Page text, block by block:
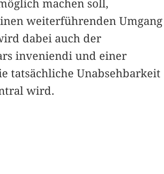
machen soll,
weiterführenden Umgang
dabei auch der
inveniendi und einer
tatsächliche Unabsehbarkeit
wird.